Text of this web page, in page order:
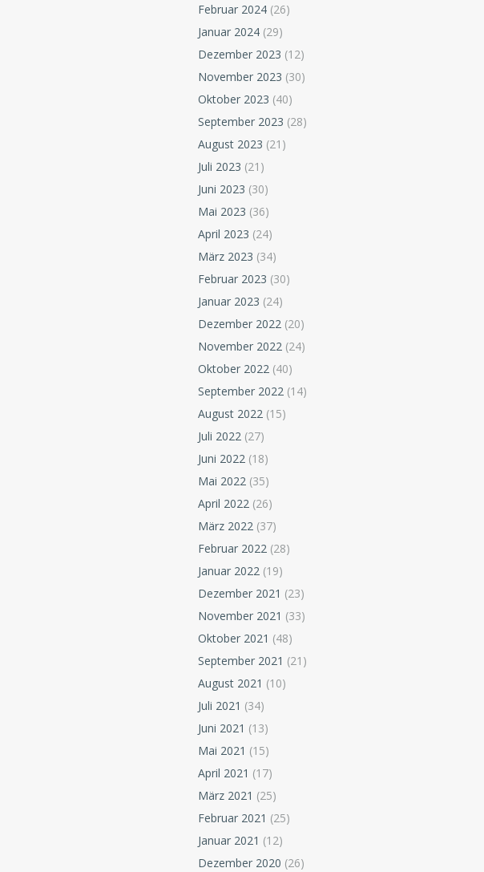
Februar 2024 (26)
Januar 2024 (29)
Dezember 2023 (12)
November 2023 (30)
Oktober 2023 (40)
September 2023 (28)
August 2023 (21)
Juli 2023 (21)
Juni 2023 (30)
Mai 2023 (36)
April 2023 (24)
März 2023 (34)
Februar 2023 (30)
Januar 2023 (24)
Dezember 2022 (20)
November 2022 (24)
Oktober 2022 (40)
September 2022 (14)
August 2022 (15)
Juli 2022 (27)
Juni 2022 (18)
Mai 2022 (35)
April 2022 (26)
März 2022 (37)
Februar 2022 (28)
Januar 2022 (19)
Dezember 2021 (23)
November 2021 (33)
Oktober 2021 (48)
September 2021 (21)
August 2021 (10)
Juli 2021 (34)
Juni 2021 (13)
Mai 2021 (15)
April 2021 (17)
März 2021 (25)
Februar 2021 (25)
Januar 2021 (12)
Dezember 2020 (26)